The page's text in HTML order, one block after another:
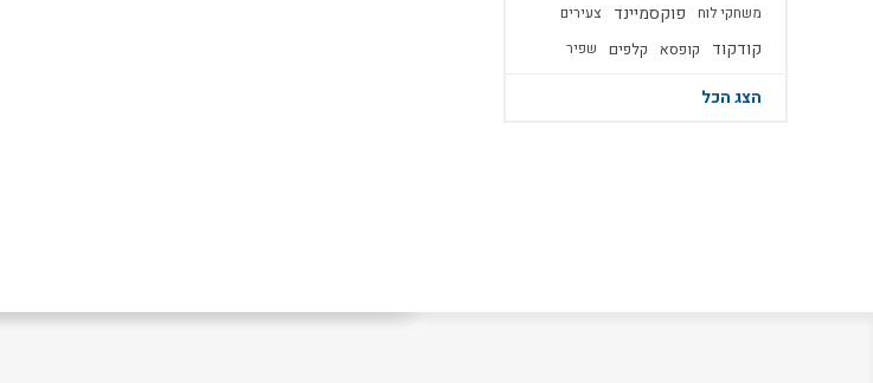
משחקי לוח פוקסמיינד צעירים
קודקוד קופסא קלפים שפיר
הצג הכל